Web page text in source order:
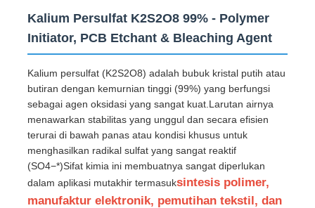
Kalium Persulfat K2S2O8 99% - Polymer
Initiator, PCB Etchant & Bleaching Agent
Kalium persulfat (K2S2O8) adalah bubuk kristal putih atau
butiran dengan kemurnian tinggi (99%) yang berfungsi
sebagai agen oksidasi yang sangat kuat.Larutan airnya
menawarkan stabilitas yang unggul dan secara efisien
terurai di bawah panas atau kondisi khusus untuk
menghasilkan radikal sulfat yang sangat reaktif
(SO4−*)Sifat kimia ini membuatnya sangat diperlukan
dalam aplikasi mutakhir termasuksintesis polimer,
manufaktur elektronik, pemutihan tekstil, dan